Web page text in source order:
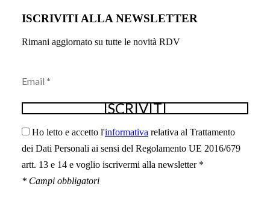
ISCRIVITI ALLA NEWSLETTER
Rimani aggiornato su tutte le novità RDV
Ho letto e accetto l'informativa relativa al Trattamento
dei Dati Personali ai sensi del Regolamento UE 2016/679
artt. 13 e 14 e voglio iscrivermi alla newsletter *
* Campi obbligatori